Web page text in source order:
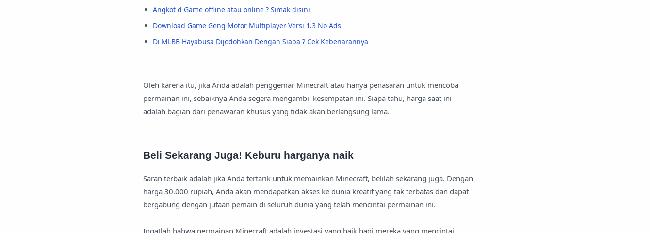
Angkot d Game offline atau online ? Simak disini
Download Game Geng Motor Multiplayer Versi 1.3 No Ads
Di MLBB Hayabusa Dijodohkan Dengan Siapa ? Cek Kebenarannya
Oleh karena itu, jika Anda adalah penggemar Minecraft atau hanya penasaran untuk mencoba
permainan ini, sebaiknya Anda segera mengambil kesempatan ini. Siapa tahu, harga saat ini
adalah bagian dari penawaran khusus yang tidak akan berlangsung lama.
Beli Sekarang Juga! Keburu harganya naik
Saran terbaik adalah jika Anda tertarik untuk memainkan Minecraft, belilah sekarang juga. Dengan
harga 30.000 rupiah, Anda akan mendapatkan akses ke dunia kreatif yang tak terbatas dan dapat
bergabung dengan jutaan pemain di seluruh dunia yang telah mencintai permainan ini.
Ingatlah bahwa permainan Minecraft adalah investasi yang baik bagi mereka yang mencintai